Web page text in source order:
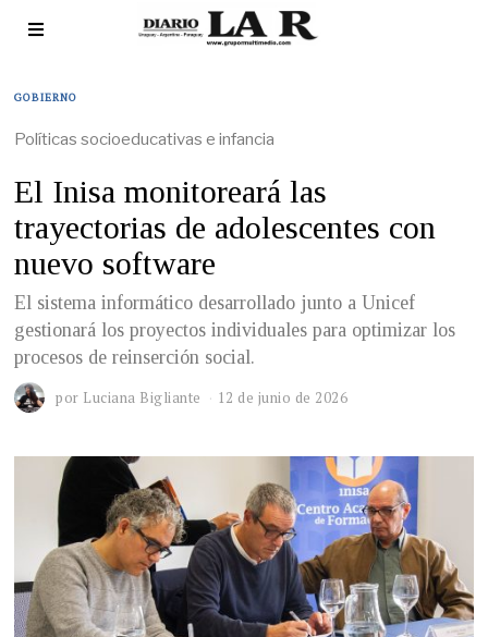
GOBIERNO
Políticas socioeducativas e infancia
El Inisa monitoreará las
trayectorias de adolescentes con
nuevo software
El sistema informático desarrollado junto a Unicef
gestionará los proyectos individuales para optimizar los
procesos de reinserción social.
por Luciana Bigliante 12 de junio de 2026